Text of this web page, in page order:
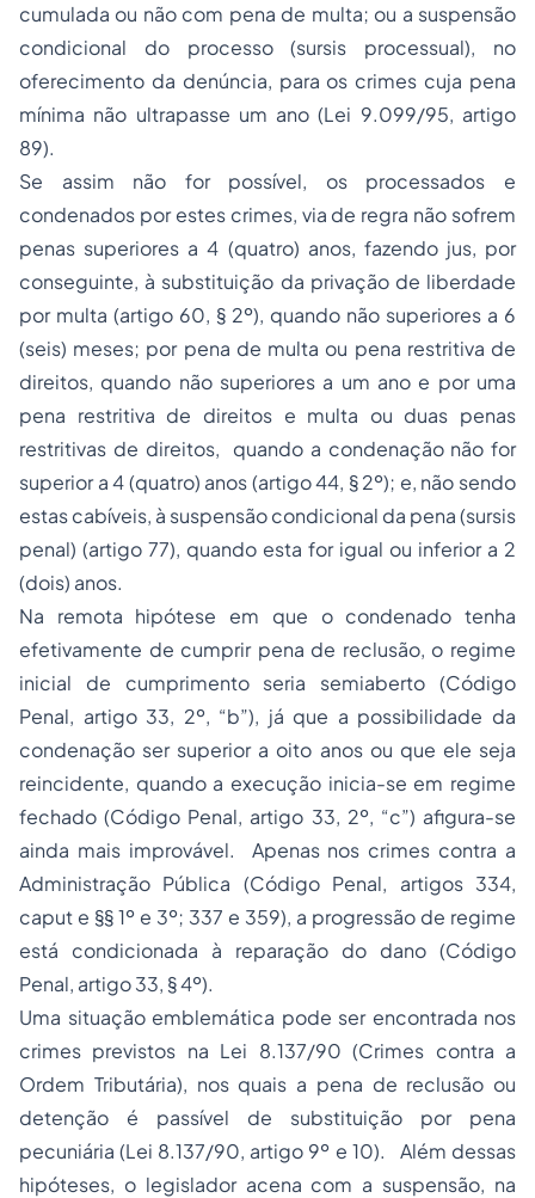
cumulada ou não com pena de multa; ou a suspensão
condicional do processo (sursis processual), no
oferecimento da denúncia, para os crimes cuja pena
mínima não ultrapasse um ano (Lei 9.099/95, artigo
89).
Se assim não for possível, os processados e
condenados por estes crimes, via de regra não sofrem
penas superiores a 4 (quatro) anos, fazendo jus, por
conseguinte, à substituição da privação de liberdade
por multa (artigo 60, § 2º), quando não superiores a 6
(seis) meses; por pena de multa ou pena restritiva de
direitos, quando não superiores a um ano e por uma
pena restritiva de direitos e multa ou duas penas
restritivas de direitos, quando a condenação não for
superior a 4 (quatro) anos (artigo 44, § 2º); e, não sendo
estas cabíveis, à suspensão condicional da pena (sursis
penal) (artigo 77), quando esta for igual ou inferior a 2
(dois) anos.
Na remota hipótese em que o condenado tenha
efetivamente de cumprir pena de reclusão, o regime
inicial de cumprimento seria semiaberto (Código
Penal, artigo 33, 2º, “b”), já que a possibilidade da
condenação ser superior a oito anos ou que ele seja
reincidente, quando a execução inicia-se em regime
fechado (Código Penal, artigo 33, 2º, “c”) afigura-se
ainda mais improvável. Apenas nos crimes contra a
Administração Pública (Código Penal, artigos 334,
caput e §§ 1º e 3º; 337 e 359), a progressão de regime
está condicionada à reparação do dano (Código
Penal, artigo 33, § 4º).
Uma situação emblemática pode ser encontrada nos
crimes previstos na Lei 8.137/90 (Crimes contra a
Ordem Tributária), nos quais a pena de reclusão ou
detenção é passível de substituição por pena
pecuniária (Lei 8.137/90, artigo 9º e 10). Além dessas
hipóteses, o legislador acena com a suspensão, na